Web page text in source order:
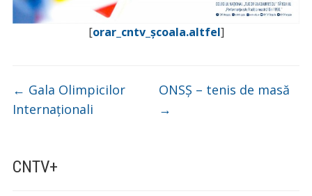
CNTV+
[orar_cntv_școala.altfel]
← Gala Olimpicilor
Internaționali
ONSȘ – tenis de masă
→